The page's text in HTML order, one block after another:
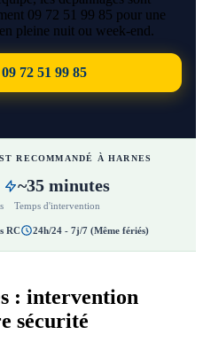
09 72 51 99 85 pour une
pleine nuit ou week-end.
72 51 99 85
RECOMMANDÉ À HARNES
~35 minutes
Temps d'intervention
RC 24h/24 - 7j/7 (Même fériés)
: intervention
sécurité